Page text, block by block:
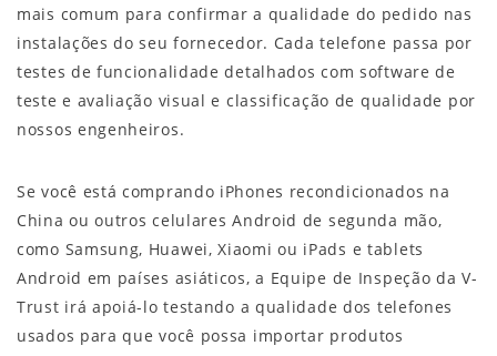
mais comum para confirmar a qualidade do pedido nas
instalações do seu fornecedor. Cada telefone passa por
testes de funcionalidade detalhados com software de
teste e avaliação visual e classificação de qualidade por
nossos engenheiros.
Se você está comprando iPhones recondicionados na
China ou outros celulares Android de segunda mão,
como Samsung, Huawei, Xiaomi ou iPads e tablets
Android em países asiáticos, a Equipe de Inspeção da V-
Trust irá apoiá-lo testando a qualidade dos telefones
usados para que você possa importar produtos